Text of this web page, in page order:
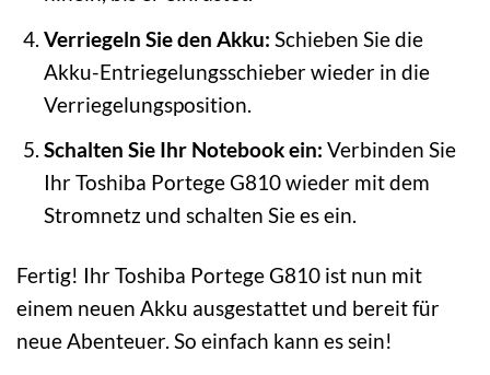
Verriegeln Sie den Akku: Schieben Sie die
Akku-Entriegelungsschieber wieder in die
Verriegelungsposition.
Schalten Sie Ihr Notebook ein: Verbinden Sie
Ihr Toshiba Portege G810 wieder mit dem
Stromnetz und schalten Sie es ein.
Fertig! Ihr Toshiba Portege G810 ist nun mit
einem neuen Akku ausgestattet und bereit für
neue Abenteuer. So einfach kann es sein!